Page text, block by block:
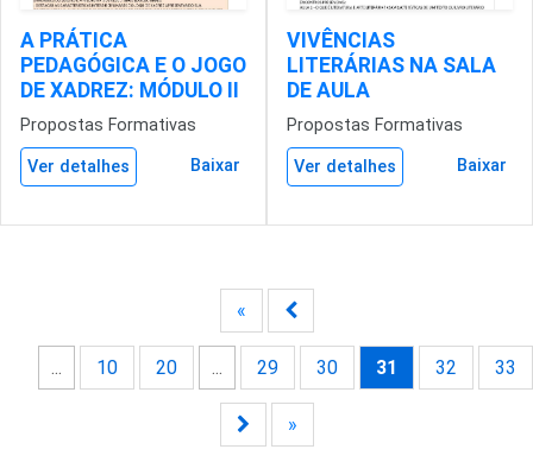
A PRÁTICA
PEDAGÓGICA E O JOGO
DE XADREZ: MÓDULO II
Propostas Formativas
Ver detalhes Baixar
VIVÊNCIAS
LITERÁRIAS NA SALA
DE AULA
Propostas Formativas
Ver detalhes Baixar
«
... 10 20 ... 29 30 31 32 33
»